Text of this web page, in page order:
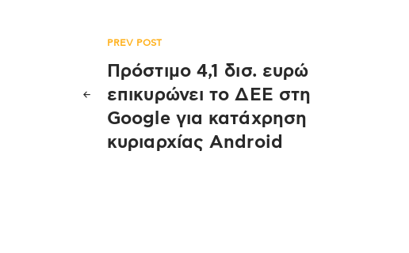
Πλοήγηση
άρθρων
PREV POST
Πρόστιμο 4,1 δισ. ευρώ
επικυρώνει το ΔΕΕ στη
Google για κατάχρηση
κυριαρχίας Android